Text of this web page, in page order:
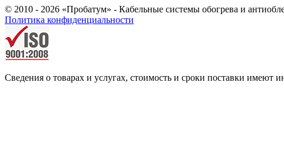
© 2010 - 2026 «Пробатум» - Кабельные системы обогрева и
Политика конфиденциальности
Сведения о товарах и услугах, стоимость и сроки поставки